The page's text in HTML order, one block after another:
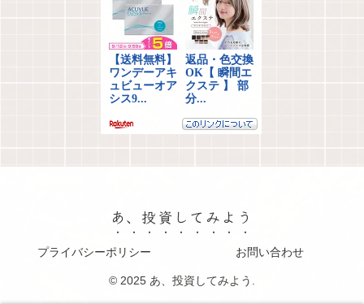
あ、投資してみよう
プライバシーポリシー お問い合わせ
© 2025 あ、投資してみよう.